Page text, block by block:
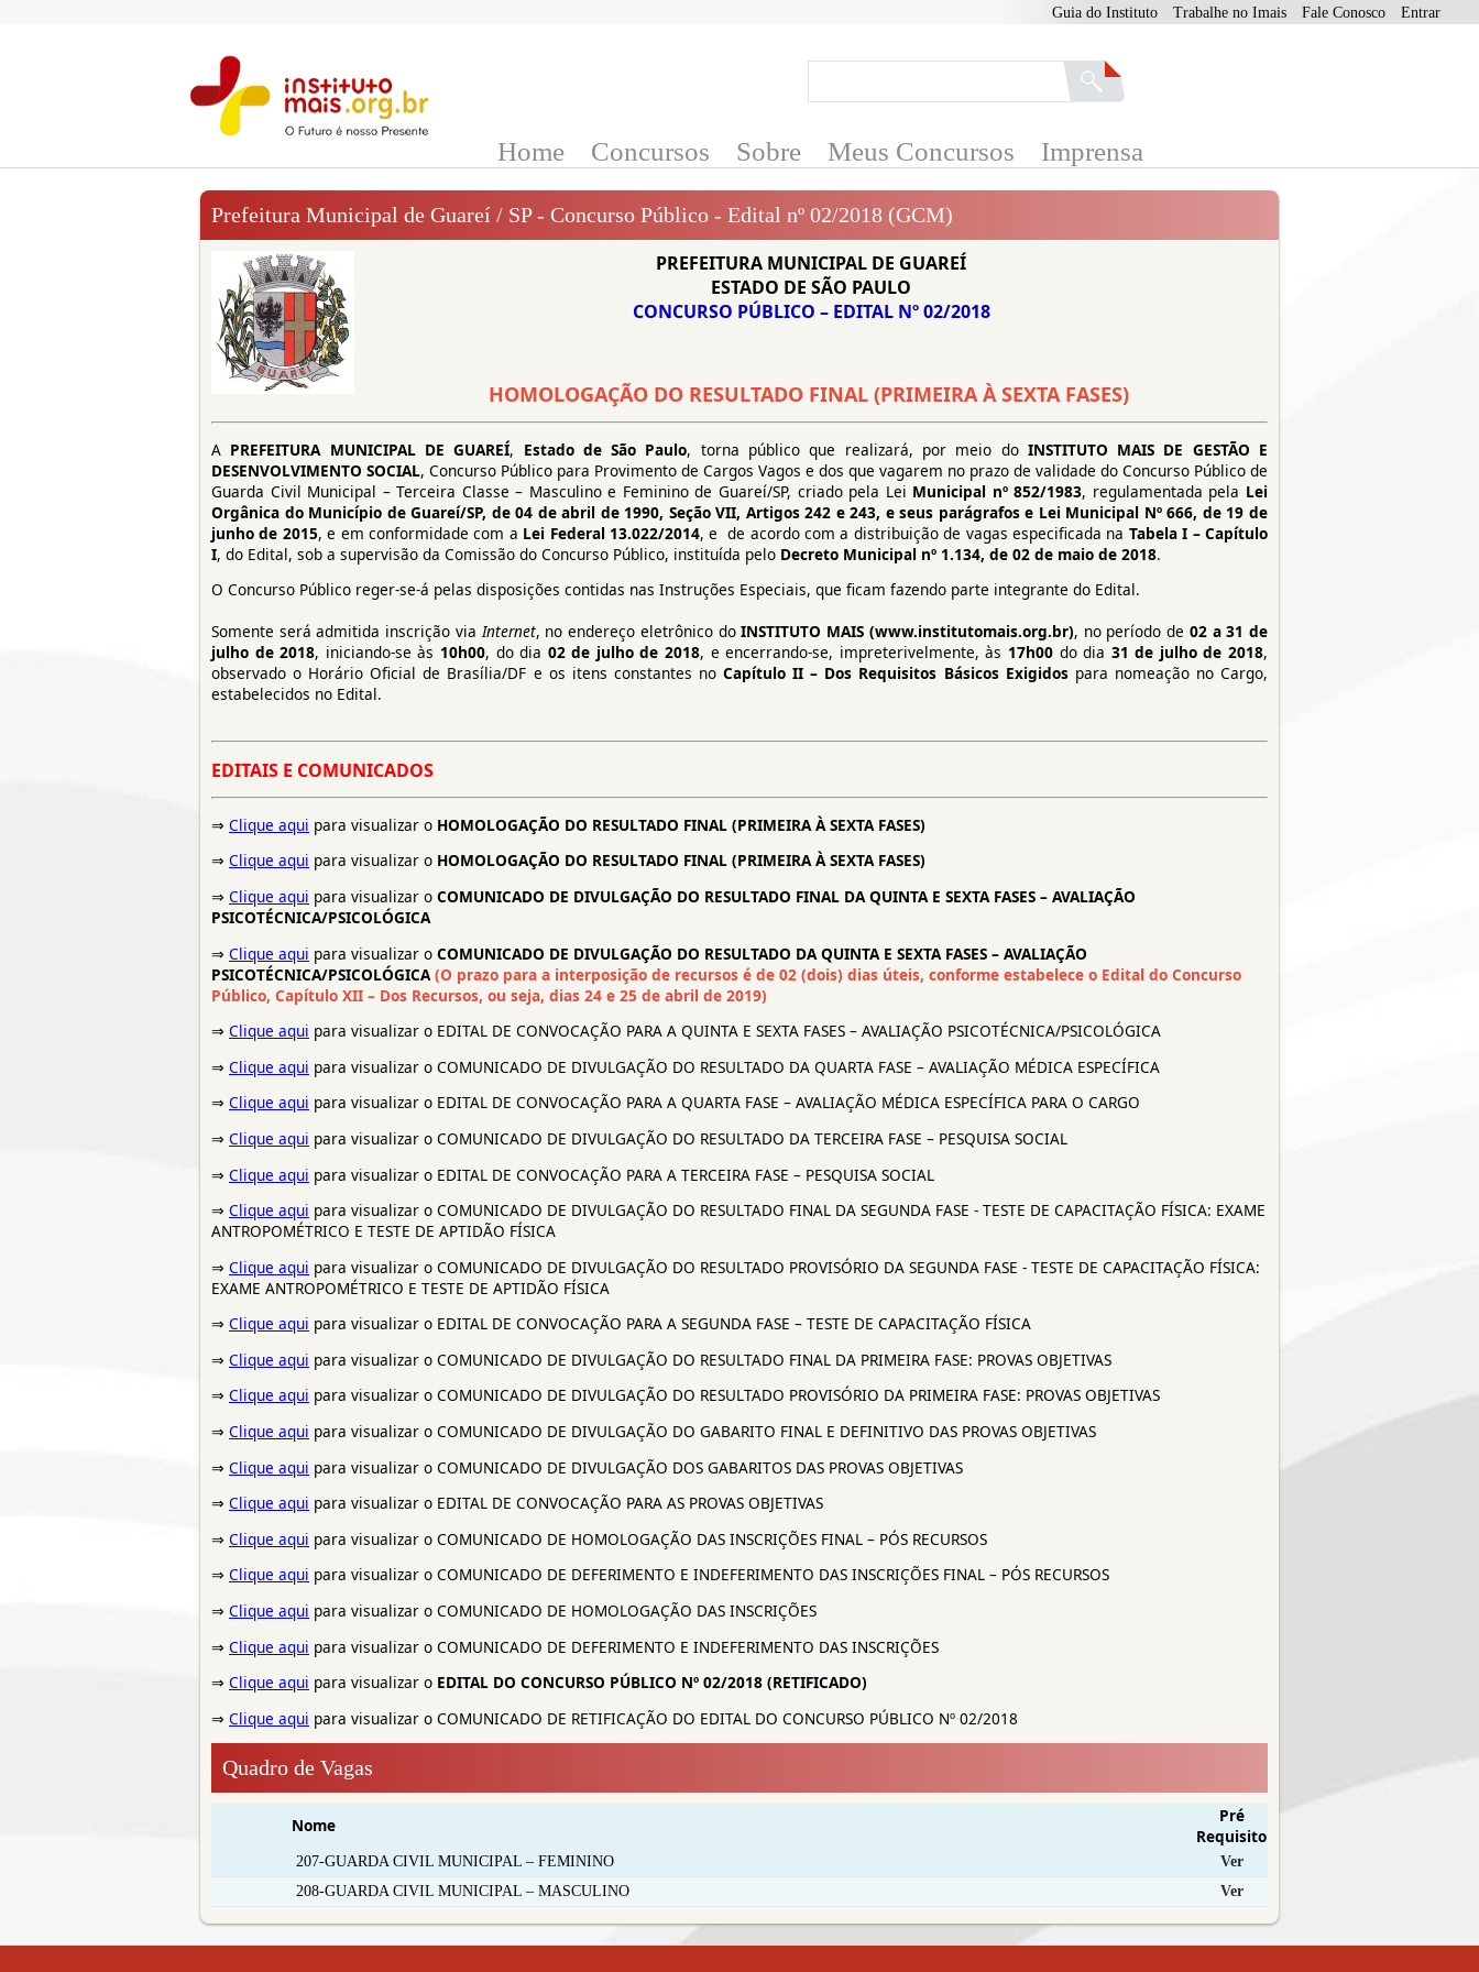
Guia do Instituto Trabalhe no Imais Fale Conosco Entrar
Home Concursos Sobre Meus Concursos Imprensa
Prefeitura Municipal de Guareí / SP - Concurso Público - Edital nº 02/2018 (GCM)
PREFEITURA MUNICIPAL DE GUAREÍ
ESTADO DE SÃO PAULO
CONCURSO PÚBLICO – EDITAL Nº 02/2018
HOMOLOGAÇÃO DO RESULTADO FINAL (PRIMEIRA À SEXTA FASES)
A PREFEITURA MUNICIPAL DE GUAREÍ, Estado de São Paulo, torna público que realizará, por meio do INSTITUTO MAIS DE GESTÃO E
DESENVOLVIMENTO SOCIAL, Concurso Público para Provimento de Cargos Vagos e dos que vagarem no prazo de validade do Concurso Público de
Guarda Civil Municipal – Terceira Classe – Masculino e Feminino de Guareí/SP, criado pela Lei Municipal nº 852/1983, regulamentada pela Lei
Orgânica do Município de Guareí/SP, de 04 de abril de 1990, Seção VII, Artigos 242 e 243, e seus parágrafos e Lei Municipal Nº 666, de 19 de
junho de 2015, e em conformidade com a Lei Federal 13.022/2014, e de acordo com a distribuição de vagas especificada na Tabela I – Capítulo
I, do Edital, sob a supervisão da Comissão do Concurso Público, instituída pelo Decreto Municipal nº 1.134, de 02 de maio de 2018.
O Concurso Público reger-se-á pelas disposições contidas nas Instruções Especiais, que ficam fazendo parte integrante do Edital.
Somente será admitida inscrição viaInternet, no endereço eletrônico doINSTITUTO MAIS (www.institutomais.org.br), no período de 02 a 31 de
julho de 2018, iniciando-se às 10h00, do dia 02 de julho de 2018, e encerrando-se, impreterivelmente, às 17h00do dia 31 de julho de 2018,
observado o Horário Oficial de Brasília/DF e os itens constantes noCapítulo II – Dos Requisitos Básicos Exigidospara nomeação no Cargo,
estabelecidos no Edital.
EDITAIS E COMUNICADOS
⇒ Clique aqui para visualizar o HOMOLOGAÇÃO DO RESULTADO FINAL (PRIMEIRA À SEXTA FASES)
⇒ Clique aqui para visualizar o HOMOLOGAÇÃO DO RESULTADO FINAL (PRIMEIRA À SEXTA FASES)
⇒ Clique aqui para visualizar o COMUNICADO DE DIVULGAÇÃO DO RESULTADO FINAL DA QUINTA E SEXTA FASES – AVALIAÇÃO
PSICOTÉCNICA/PSICOLÓGICA
⇒ Clique aqui para visualizar o COMUNICADO DE DIVULGAÇÃO DO RESULTADO DA QUINTA E SEXTA FASES – AVALIAÇÃO
PSICOTÉCNICA/PSICOLÓGICA (O prazo para a interposição de recursos é de 02 (dois) dias úteis, conforme estabelece o Edital do Concurso
Público, Capítulo XII – Dos Recursos, ou seja, dias 24 e 25 de abril de 2019)
⇒ Clique aqui para visualizar o EDITAL DE CONVOCAÇÃO PARA A QUINTA E SEXTA FASES – AVALIAÇÃO PSICOTÉCNICA/PSICOLÓGICA
⇒ Clique aqui para visualizar o COMUNICADO DE DIVULGAÇÃO DO RESULTADO DA QUARTA FASE – AVALIAÇÃO MÉDICA ESPECÍFICA
⇒ Clique aqui para visualizar o EDITAL DE CONVOCAÇÃO PARA A QUARTA FASE – AVALIAÇÃO MÉDICA ESPECÍFICA PARA O CARGO
⇒ Clique aqui para visualizar o COMUNICADO DE DIVULGAÇÃO DO RESULTADO DA TERCEIRA FASE – PESQUISA SOCIAL
⇒ Clique aqui para visualizar o EDITAL DE CONVOCAÇÃO PARA A TERCEIRA FASE – PESQUISA SOCIAL
⇒ Clique aqui para visualizar o COMUNICADO DE DIVULGAÇÃO DO RESULTADO FINAL DA SEGUNDA FASE - TESTE DE CAPACITAÇÃO FÍSICA: EXAME
ANTROPOMÉTRICO E TESTE DE APTIDÃO FÍSICA
⇒ Clique aqui para visualizar o COMUNICADO DE DIVULGAÇÃO DO RESULTADO PROVISÓRIO DA SEGUNDA FASE - TESTE DE CAPACITAÇÃO FÍSICA:
EXAME ANTROPOMÉTRICO E TESTE DE APTIDÃO FÍSICA
⇒ Clique aqui para visualizar o EDITAL DE CONVOCAÇÃO PARA A SEGUNDA FASE – TESTE DE CAPACITAÇÃO FÍSICA
⇒ Clique aqui para visualizar o COMUNICADO DE DIVULGAÇÃO DO RESULTADO FINAL DA PRIMEIRA FASE: PROVAS OBJETIVAS
⇒ Clique aqui para visualizar o COMUNICADO DE DIVULGAÇÃO DO RESULTADO PROVISÓRIO DA PRIMEIRA FASE: PROVAS OBJETIVAS
⇒ Clique aqui para visualizar o COMUNICADO DE DIVULGAÇÃO DO GABARITO FINAL E DEFINITIVO DAS PROVAS OBJETIVAS
⇒ Clique aqui para visualizar o COMUNICADO DE DIVULGAÇÃO DOS GABARITOS DAS PROVAS OBJETIVAS
⇒ Clique aqui para visualizar o EDITAL DE CONVOCAÇÃO PARA AS PROVAS OBJETIVAS
⇒ Clique aqui para visualizar o COMUNICADO DE HOMOLOGAÇÃO DAS INSCRIÇÕES FINAL – PÓS RECURSOS
⇒ Clique aqui para visualizar o COMUNICADO DE DEFERIMENTO E INDEFERIMENTO DAS INSCRIÇÕES FINAL – PÓS RECURSOS
⇒ Clique aqui para visualizar o COMUNICADO DE HOMOLOGAÇÃO DAS INSCRIÇÕES
⇒ Clique aqui para visualizar o COMUNICADO DE DEFERIMENTO E INDEFERIMENTO DAS INSCRIÇÕES
⇒ Clique aqui para visualizar o EDITAL DO CONCURSO PÚBLICO Nº 02/2018 (RETIFICADO)
⇒ Clique aqui para visualizar o COMUNICADO DE RETIFICAÇÃO DO EDITAL DO CONCURSO PÚBLICO Nº 02/2018
Quadro de Vagas
Nome
Pré
Requisito
207-GUARDA CIVIL MUNICIPAL – FEMININO
Ver
208-GUARDA CIVIL MUNICIPAL – MASCULINO
Ver